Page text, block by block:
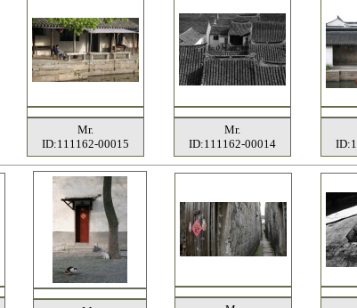
Mr.
ID:111162-00015
Mr.
ID:111162-00014